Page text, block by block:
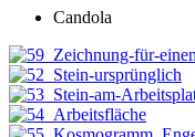
Candola